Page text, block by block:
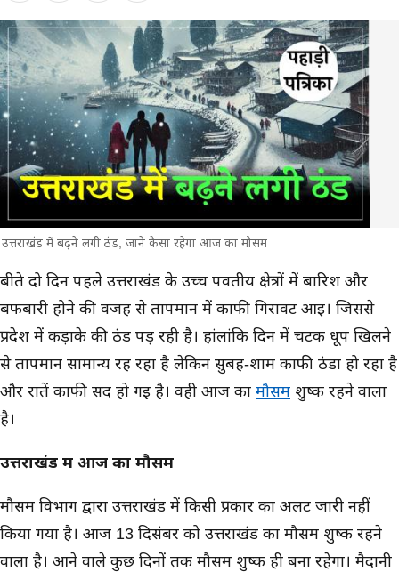
उत्तराखंड में बढ़ने लगी ठंड, जाने कैसा रहेगा आज का मौसम
मुख्य समाचार
बीते दो दिन पहले उत्तराखंड के उच्च पर्वतीय क्षेत्रों में बारिश और
बर्फबारी होने की वजह से तापमान में काफी गिरावट आई। जिससे
प्रदेश में कड़ाके की ठंड पड़ रही है। हांलांकि दिन में चटक धूप खिलने
से तापमान सामान्य रह रहा है लेकिन सुबह-शाम काफी ठंडा हो रहा है
और रातें काफी सर्द हो गई है।‌ वही आज का मौसम शुष्क रहने वाला
है।
उत्तराखंड में आज का मौसम
मौसम विभाग द्वारा उत्तराखंड में किसी प्रकार का अलर्ट जारी नहीं
किया गया है।‌ आज 13 दिसंबर को उत्तराखंड का मौसम शुष्क रहने
वाला है। आने वाले कुछ दिनों तक मौसम शुष्क ही बना रहेगा। मैदानी